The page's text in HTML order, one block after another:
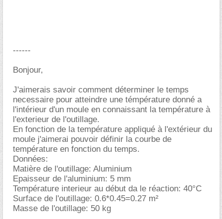
------
Bonjour,
J'aimerais savoir comment déterminer le temps
necessaire pour atteindre une témpérature donné a
l'intérieur d'un moule en connaissant la température à
l'exterieur de l'outillage.
En fonction de la température appliqué à l'extérieur du
moule j'aimerai pouvoir définir la courbe de
température en fonction du temps.
Données:
Matière de l'outillage: Aluminium
Epaisseur de l'aluminium: 5 mm
Température interieur au début da le réaction: 40°C
Surface de l'outillage: 0.6*0.45=0.27 m²
Masse de l'outillage: 50 kg